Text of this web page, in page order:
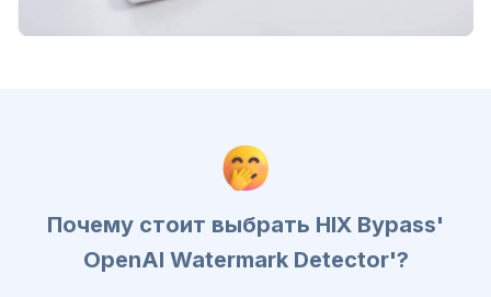
Почему стоит выбрать HIX Bypass'
OpenAI Watermark Detector'?